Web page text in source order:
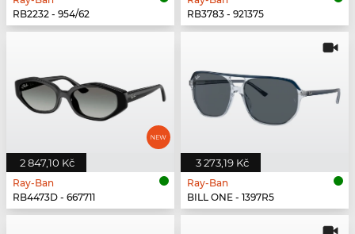
RB2232 - 954/62
RB3783 - 921375
2 847,10 Kč
Ray-Ban
RB4473D - 667711
3 273,19 Kč
Ray-Ban
BILL ONE - 1397R5